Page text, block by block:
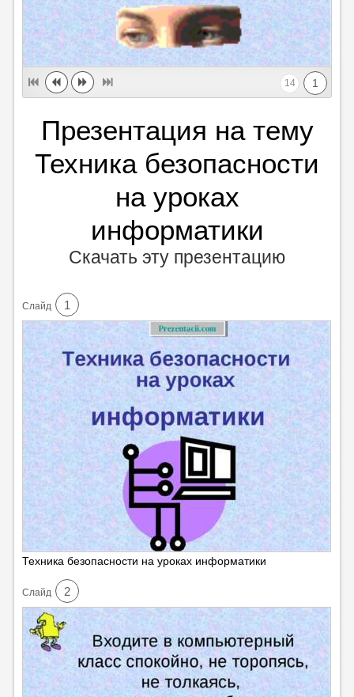
1
14
Презентация на тему
Техника безопасности
на уроках
информатики
Скачать эту презентацию
Cлайд 1
Техника безопасности на уроках информатики
Cлайд 2